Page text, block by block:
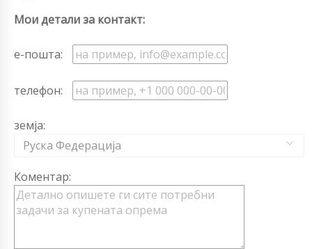
Мои детали за контакт:
е-пошта:
телефон:
земја:
Руска Федерација
Коментар: